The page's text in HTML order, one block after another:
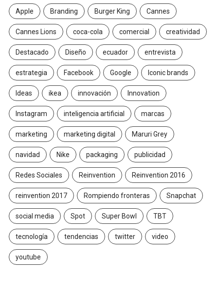
Apple Branding Burger King Cannes
Cannes Lions coca-cola comercial creatividad
Destacado Diseño ecuador entrevista
estrategia Facebook Google Iconic brands
Ideas ikea innovación Innovation
Instagram inteligencia artificial marcas
marketing marketing digital Maruri Grey
navidad Nike packaging publicidad
Redes Sociales Reinvention Reinvention 2016
reinvention 2017 Rompiendo fronteras Snapchat
social media Spot Super Bowl TBT
tecnología tendencias twitter video
youtube